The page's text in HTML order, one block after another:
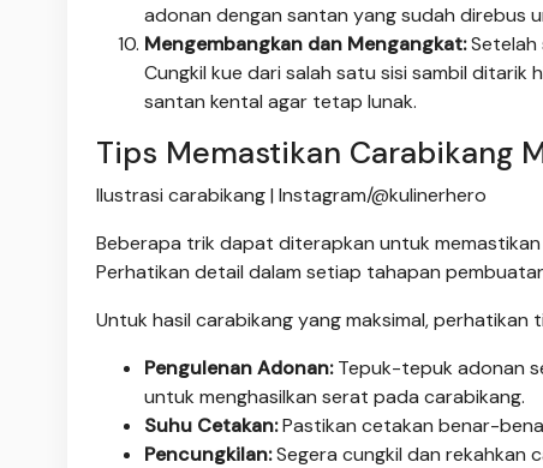
adonan dengan santan yang sudah direbus
Mengembangkan dan Mengangkat:Setelah
Cungkil kue dari salah satu sisi sambil ditarik
santan kental agar tetap lunak.
Tips Memastikan Carabikang
Ilustrasi carabikang | Instagram/@kulinerhero
Beberapa trik dapat diterapkan untuk
Perhatikan detail dalam setiap tahapan
Untuk hasil carabikang yang maksimal, perhatikan
Pengulenan Adonan:Tepuk-tepuk adonan
untuk menghasilkan serat pada carabikang.
Suhu Cetakan:Pastikan cetakan benar-
Pencungkilan:Segera cungkil dan rekahkan